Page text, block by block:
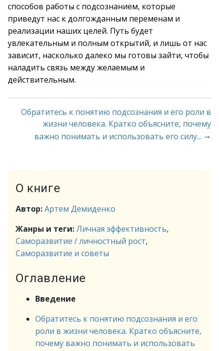
способов работы с подсознанием, которые
приведут нас к долгожданным переменам и
реализации наших целей. Путь будет
увлекательным и полным открытий, и лишь от нас
зависит, насколько далеко мы готовы зайти, чтобы
наладить связь между желаемым и
действительным.
Обратитесь к понятию подсознания и его роли в
жизни человека. Кратко объясните, почему
важно понимать и использовать его силу... →
О книге
Автор:Артем Демиденко
Жанры и теги:Личная эффективность,
Саморазвитие / личностный рост,
Саморазвитие и советы
Оглавление
Введение
Обратитесь к понятию подсознания и его
роли в жизни человека. Кратко объясните,
почему важно понимать и использовать